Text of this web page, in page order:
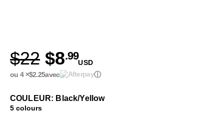
$22 $8.99
USD
ou 4 ×$2.25avec ⓘ
COULEUR: Black/Yellow
5 colours